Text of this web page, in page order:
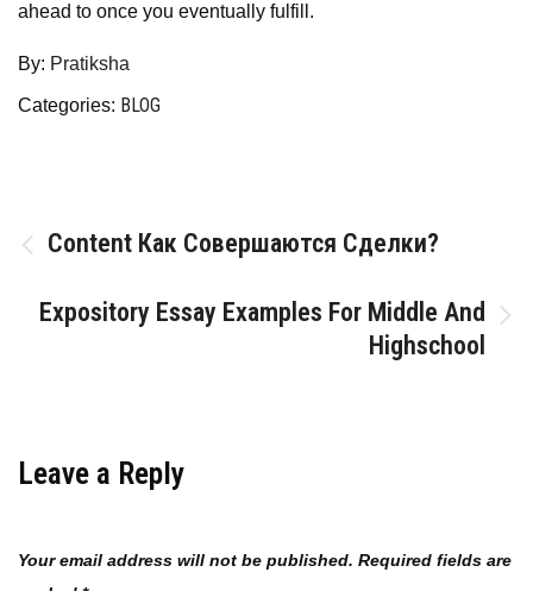
ahead to once you eventually fulfill.
By: Pratiksha
Categories: BLOG
Post
navigation
Content Как Совершаются Сделки?
Expository Essay Examples For Middle And
Highschool
Leave a Reply
Your email address will not be published. Required fields are